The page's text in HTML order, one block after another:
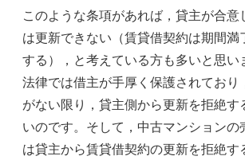
このような条項があれば，貸主が合意
は更新できない（賃貸借契約は期間満
する），と考えている方も多いと思い
法律では借主が手厚く保護されており
がない限り，貸主側から更新を拒絶す
いのです。そして，中古マンションの
は貸主から賃貸借契約の更新を拒絶す